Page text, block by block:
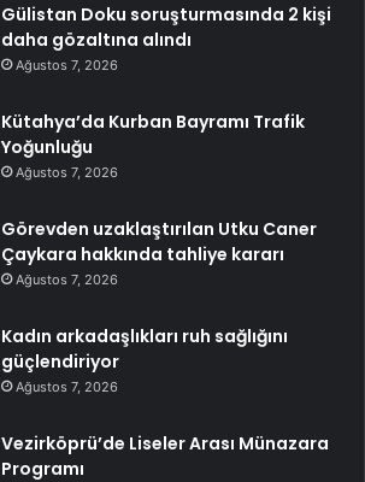
Gülistan Doku soruşturmasında 2 kişi
daha gözaltına alındı
Ağustos 7, 2026
Kütahya’da Kurban Bayramı Trafik
Yoğunluğu
Ağustos 7, 2026
Görevden uzaklaştırılan Utku Caner
Çaykara hakkında tahliye kararı
Ağustos 7, 2026
Kadın arkadaşlıkları ruh sağlığını
güçlendiriyor
Ağustos 7, 2026
Vezirköprü’de Liseler Arası Münazara
Programı